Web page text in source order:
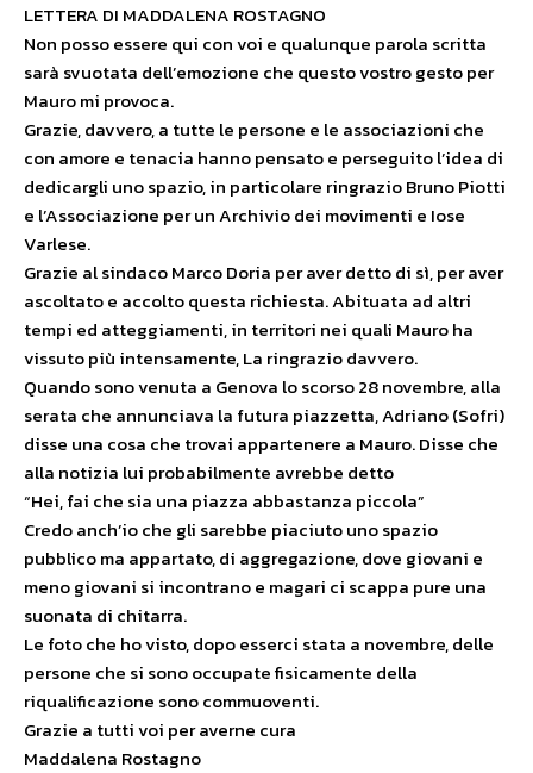
LETTERA DI MADDALENA ROSTAGNO
Non posso essere qui con voi e qualunque parola scritta
sarà svuotata dell’emozione che questo vostro gesto per
Mauro mi provoca.
Grazie, davvero, a tutte le persone e le associazioni che
con amore e tenacia hanno pensato e perseguito l’idea di
dedicargli uno spazio, in particolare ringrazio Bruno Piotti
e l’Associazione per un Archivio dei movimenti e Iose
Varlese.
Grazie al sindaco Marco Doria per aver detto di sì, per aver
ascoltato e accolto questa richiesta. Abituata ad altri
tempi ed atteggiamenti, in territori nei quali Mauro ha
vissuto più intensamente, La ringrazio davvero.
Quando sono venuta a Genova lo scorso 28 novembre, alla
serata che annunciava la futura piazzetta, Adriano (Sofri)
disse una cosa che trovai appartenere a Mauro. Disse che
alla notizia lui probabilmente avrebbe detto
“Hei, fai che sia una piazza abbastanza piccola”
Credo anch’io che gli sarebbe piaciuto uno spazio
pubblico ma appartato, di aggregazione, dove giovani e
meno giovani si incontrano e magari ci scappa pure una
suonata di chitarra.
Le foto che ho visto, dopo esserci stata a novembre, delle
persone che si sono occupate fisicamente della
riqualificazione sono commuoventi.
Grazie a tutti voi per averne cura
Maddalena Rostagno